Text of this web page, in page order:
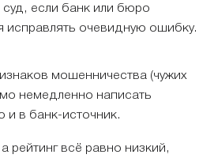
суд, если банк или бюро
исправлять очевидную ошибку.
мошенничества (чужих
немедленно написать
и в банк-источник.
рейтинг всё равно низкий,